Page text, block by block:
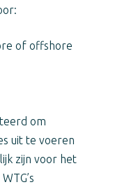
of offshore
om
uit te voeren
zijn voor het